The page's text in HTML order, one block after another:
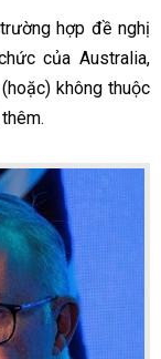
hợp đề nghị
của Australia,
không thuộc